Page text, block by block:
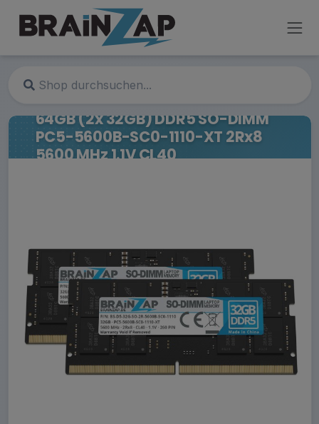
64GB (2x 32GB) DDR5 SO-DIMM
PC5-5600B-SC0-1110-XT 2Rx8
5600 MHz 1.1V CL40